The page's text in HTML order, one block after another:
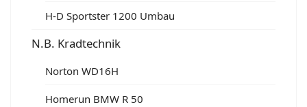
H-D Sportster 1200 Umbau
N.B. Kradtechnik
Norton WD16H
Homerun BMW R 50